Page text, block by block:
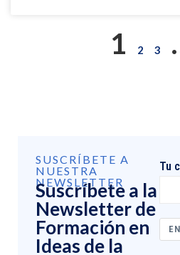
1 2 3
SUSCRÍBETE A
NUESTRA
NEWSLETTER
Suscríbete a la
Newsletter de
Formación en
Ideas de la
Tu